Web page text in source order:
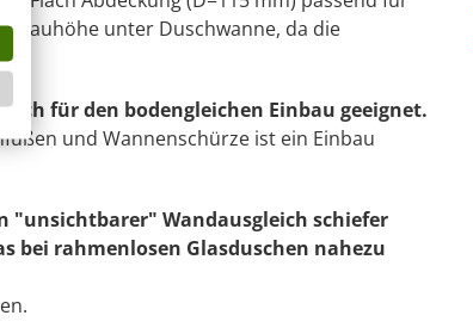
unter Duschwanne, da die
für den bodengleichen Einbau geeignet.
und Wannenschürze ist ein Einbau
"unsichtbarer" Wandausgleich schiefer
bei rahmenlosen Glasduschen nahezu